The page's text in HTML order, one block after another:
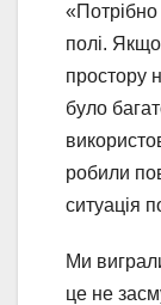
полі.
простору
було
робили
ситуація
Ми
це не